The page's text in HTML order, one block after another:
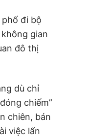
đi bộ
không gian
đô thị
dù chỉ
chiếm”
chiên, bán
việc lấn